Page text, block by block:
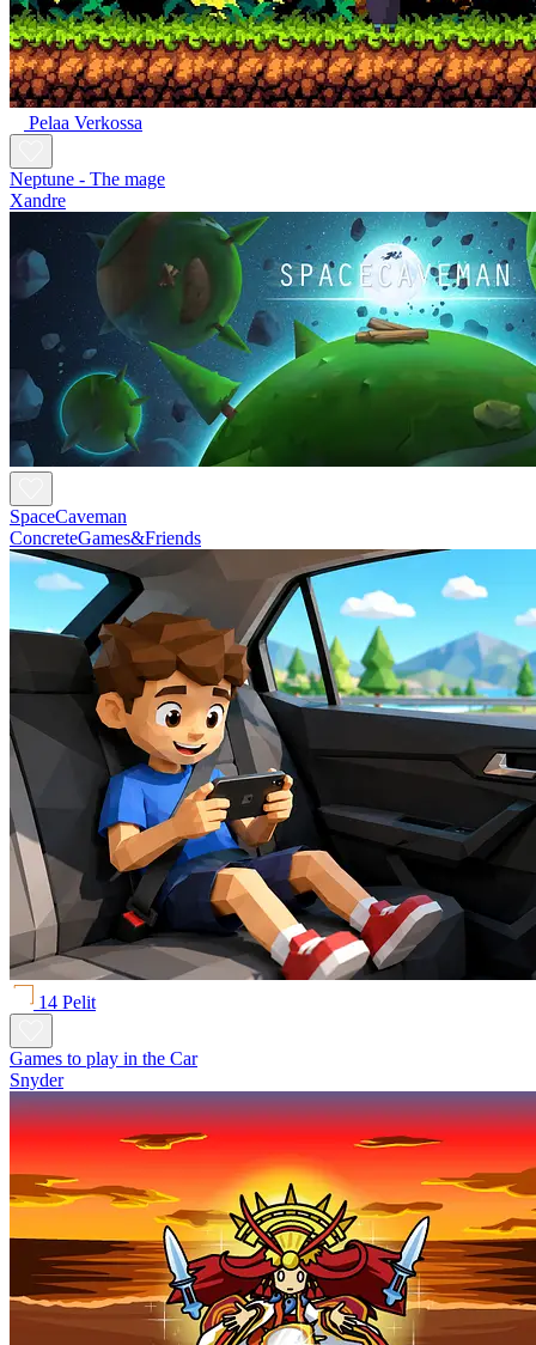
Pelaa Verkossa
Neptune - The mage
Xandre
SpaceCaveman
ConcreteGames&Friends
14 Pelit
Games to play in the Car
Snyder